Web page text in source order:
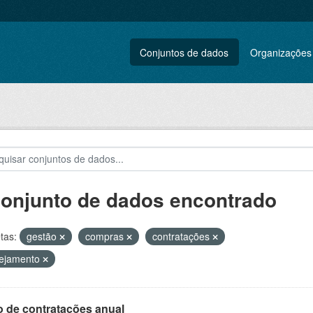
Conjuntos de dados Organizações
de dados encontrado
gestão compras
contratações
de contratações anual